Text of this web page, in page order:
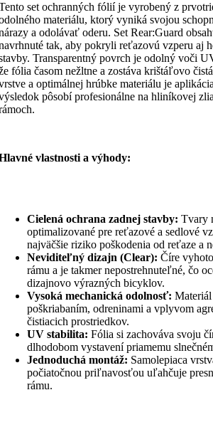
set ochranných fólií je vyrobený z
materiálu, ktorý vyniká svojou
a odolávať oderu. Set Rear:Guard
tak, aby pokryli reťazovú vzperu aj
Transparentný povrch je odolný voči
fólia časom nežltne a zostáva krištáľovo
a optimálnej hrúbke materiálu je
pôsobí profesionálne na hliníkovej
vlastnosti a výhody:
Cielená ochrana zadnej stavby: Tvary
optimalizované pre reťazové a sedlové
najväčšie riziko poškodenia od reťaze a
Neviditeľný dizajn (Clear): Číre
rámu a je takmer nepostrehnuteľné, čo
dizajnovo výrazných bicyklov.
Vysoká mechanická odolnosť:
poškriabaním, odreninami a vplyvom
čistiacich prostriedkov.
UV stabilita: Fólia si zachováva svoju
dlhodobom vystavení priamemu
Jednoduchá montáž: Samolepiaca
počiatočnou priľnavosťou uľahčuje
rámu.